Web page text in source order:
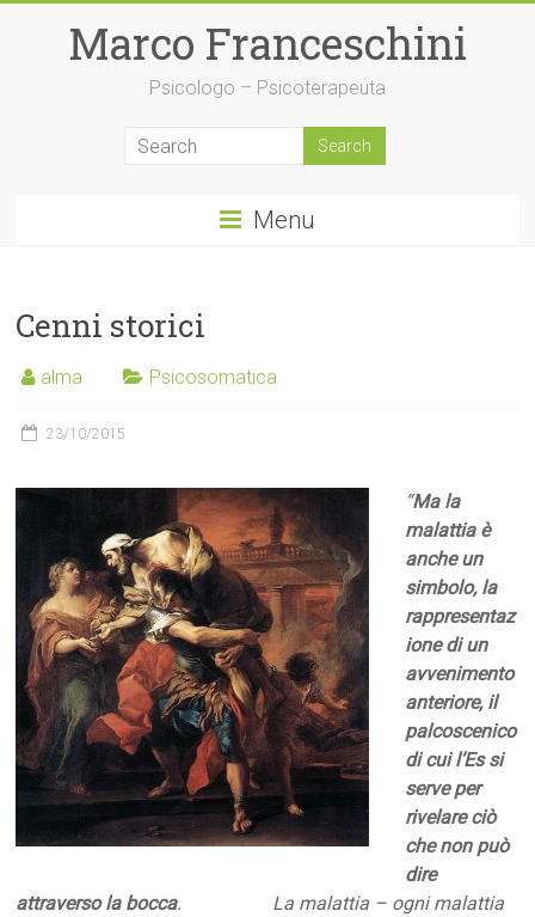
Marco Franceschini
Psicologo – Psicoterapeuta
Menu
Cenni storici
alma Psicosomatica
23/10/2015
“Ma la
malattia è
anche un
simbolo, la
rappresentaz
ione di un
avvenimento
anteriore, il
palcoscenico
di cui l’Es si
serve per
rivelare ciò
che non può
dire
attraverso la bocca. La malattia – ogni malattia